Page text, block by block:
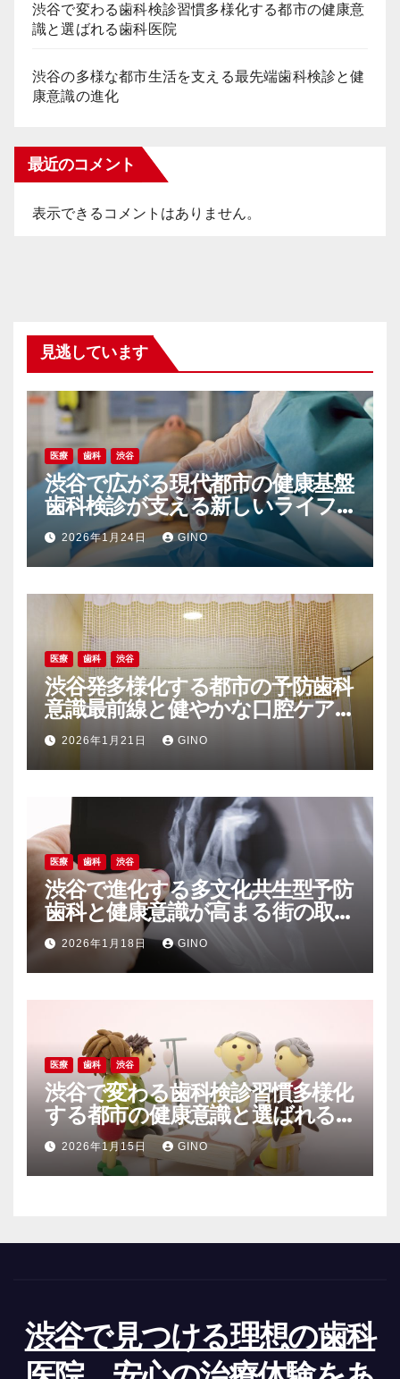
渋谷で変わる歯科検診習慣多様化する都市の健康意
識と選ばれる歯科医院
渋谷の多様な都市生活を支える最先端歯科検診と健
康意識の進化
最近のコメント
表示できるコメントはありません。
見逃しています
医療 歯科 渋谷
渋谷で広がる現代都市の健康基盤
歯科検診が支える新しいライフ
スタイル
2026年1月24日 GINO
医療 歯科 渋谷
渋谷発多様化する都市の予防歯科
意識最前線と健やかな口腔ケア
の新常識
2026年1月21日 GINO
医療 歯科 渋谷
渋谷で進化する多文化共生型予防
歯科と健康意識が高まる街の取り
組み
2026年1月18日 GINO
医療 歯科 渋谷
渋谷で変わる歯科検診習慣多様化
する都市の健康意識と選ばれる
歯科医院
2026年1月15日 GINO
渋谷で見つける理想の歯科